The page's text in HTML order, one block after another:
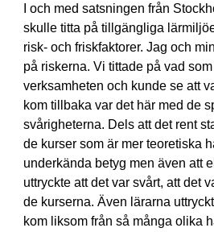
I och med satsningen från
skulle titta på tillgängliga
risk- och friskfaktorer. Jag och
på riskerna. Vi tittade på vad
verksamheten och kunde se att
kom tillbaka var det här med de
svårigheterna. Dels att det rent
de kurser som är mer teoretiska
underkända betyg men även att
uttryckte att det var svårt, att det
de kurserna. Även lärarna
kom liksom från så många olika